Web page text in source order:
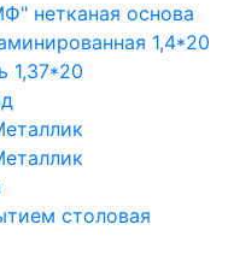
нетканая основа
1,4*20
1,37*20
столовая